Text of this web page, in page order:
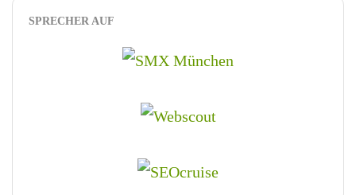
SPRECHER AUF